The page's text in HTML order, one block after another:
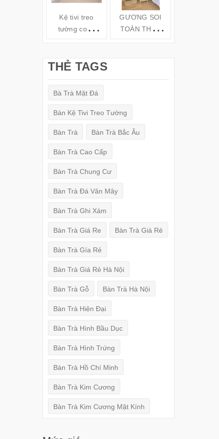
Kệ tivi treo
tường cong
hiện đại( 160-
TV78
GƯƠNG SOI
TOÀN THÂN
ĐỨNG KHUNG
THẺ TAGS
Bà Trà Mặt Đá
Bán Kệ Tivi Treo Tường
Bàn Trà Bàn Trà Bắc Âu
Bàn Trà Cao Cấp
Bàn Trà Chung Cư
Bàn Trà Đá Vân Mây
Bàn Trà Ghi Xám
Bàn Trà Giá Re Bàn Trà Giá Rẻ
Bàn Trà Gía Rẻ
Bàn Trà Giá Rẻ Hà Nội
Bàn Trà Gỗ Bàn Trà Hà Nội
Bàn Trà Hiện Đại
Bàn Trà Hình Bầu Dục
Bàn Trà Hình Trứng
Bàn Trà Hồ Chí Minh
Bàn Trà Kim Cương
Bàn Trà Kim Cương Mặt Kính